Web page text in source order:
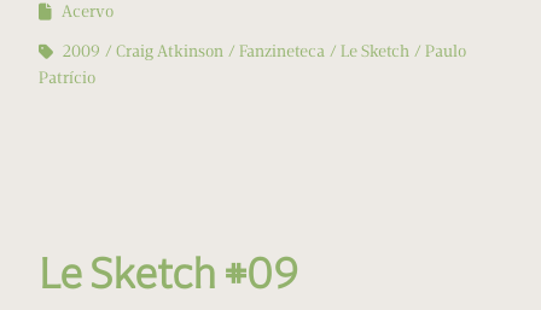
Acervo
2009
Craig Atkinson Fanzineteca Le Sketch
Paulo
Patrício
Le Sketch #09